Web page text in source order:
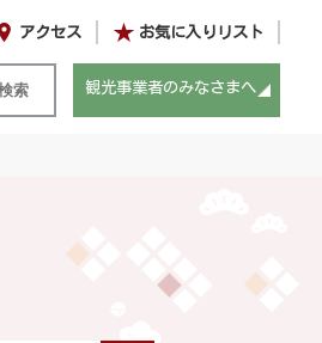
アクセス お気に入りリスト
観光事業者のみなさまへ